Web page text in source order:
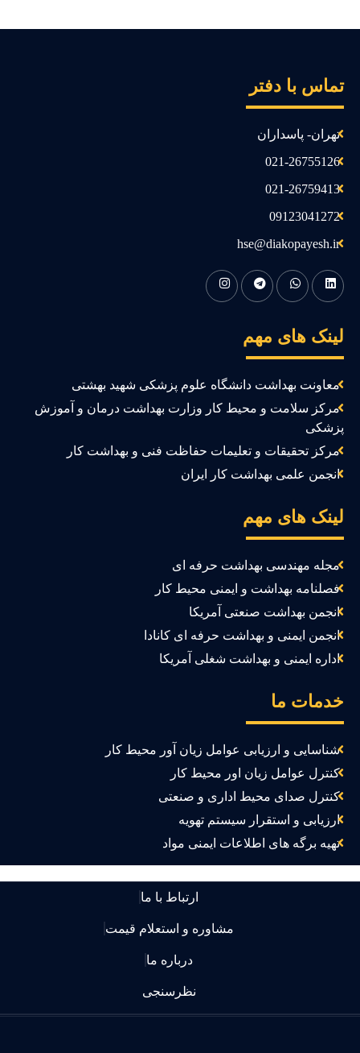
با دفتر
تهران- پاسداران
021-26755126
021-26759413
09123041272
hse@diakopayesh.ir
های مهم
معاونت بهداشت دانشگاه علوم پزشکی شهید بهشتی
مرکز سلامت و محیط کار وزارت بهداشت درمان و آموزش
مرکز تحقیقات و تعلیمات حفاظت فنی و بهداشت کار
انجمن علمی بهداشت کار ایران
های مهم
مجله مهندسی بهداشت حرفه ای
فصلنامه بهداشت و ایمنی محیط کار
انجمن بهداشت صنعتی آمریکا
انجمن ایمنی و بهداشت حرفه ای کانادا
اداره ایمنی و بهداشت شغلی آمریکا
ما
شناسایی و ارزیابی عوامل زیان آور محیط کار
کنترل عوامل زیان اور محیط کار
کنترل صدای محیط اداری و صنعتی
ارزیابی و استقرار سیستم تهویه
تهیه برگه های اطلاعات ایمنی مواد
ارتباط با ما
مشاوره و استعلام قیمت
درباره ما
نظرسنجی